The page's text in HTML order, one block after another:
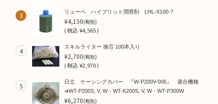
3 リューベ ハイブリット潤滑剤 LHL-X100-7
¥4,150(税別)
(税込¥4,565 )
4 スキルライター 換芯 100本入り
¥2,700(税別)
(税込¥2,970 )
5
日立 ケーシングカバー 『W-P200V-006』 適合機種
➜WT-P200S, V, W・WT-K200S, V, W・WT-P300W
¥6,270(税別)